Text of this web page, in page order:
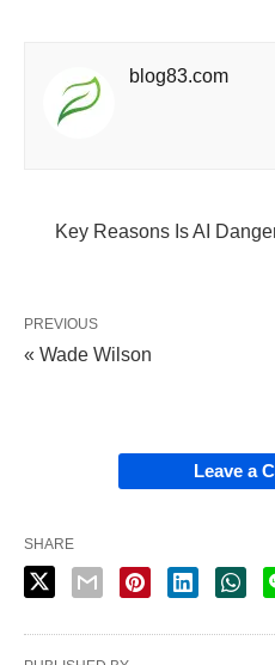
blog83.com
Key Reasons Is AI
PREVIOUS
« Wade Wilson
Leave a
SHARE